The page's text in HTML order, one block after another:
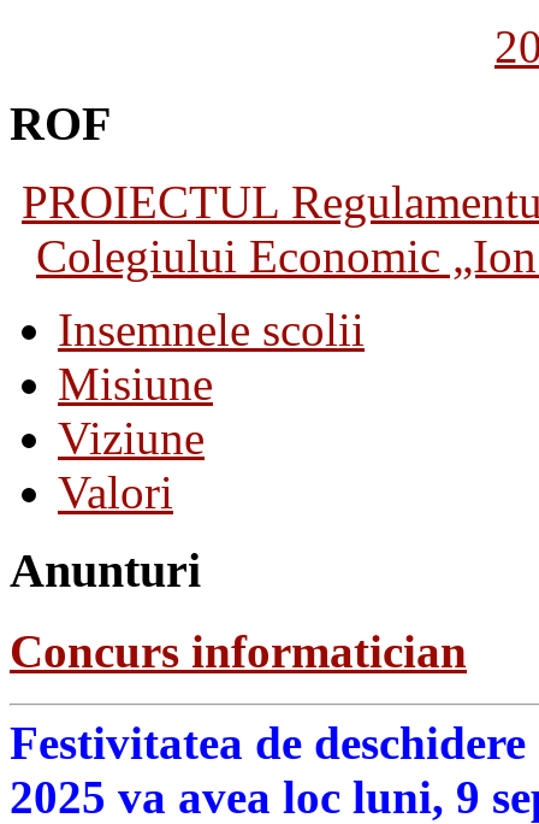
ROF
PROIECTUL
Colegiului Economic
Insemnele scolii
Misiune
Viziune
Valori
Anunturi
Concurs informatician
Festivitatea de
2025 va avea loc luni, 9